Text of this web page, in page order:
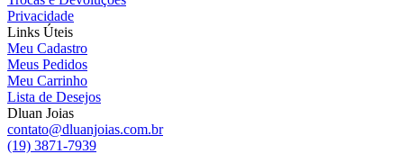
Privacidade
Links Úteis
Meu Cadastro
Meus Pedidos
Meu Carrinho
Lista de Desejos
Dluan Joias
contato@dluanjoias.com.br
(19) 3871-7939